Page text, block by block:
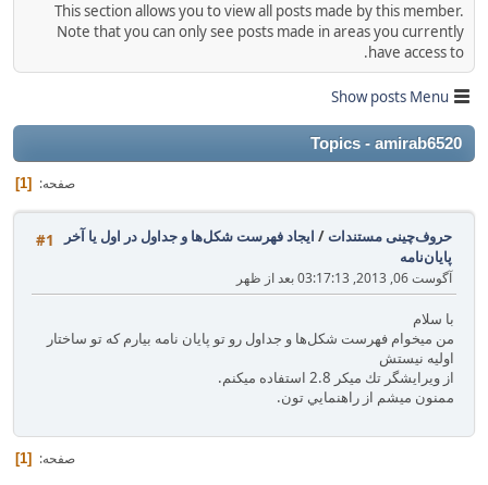
This section allows you to view all posts made by this member.
Note that you can only see posts made in areas you currently
have access to.
Show posts Menu
Topics - amirab6520
صفحه 1
#1 حروف‌چینی مستندات/ ايجاد فهرست شكل‌ها و جداول در اول يا آخر
پايان‌نامه
آگوست 06, 2013, 03:17:13 بعد از ظهر
با سلام
من ميخوام فهرست شكل‌ها و جداول رو تو پايان نامه بيارم كه تو ساختار
اوليه نيستش
از ويرايشگر تك ميكر 2.8 استفاده ميكنم.
ممنون ميشم از راهنمايي تون.
صفحه 1